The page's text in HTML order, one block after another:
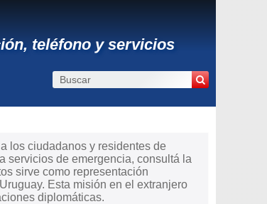
teléfono y servicios
los ciudadanos y residentes de
servicios de emergencia, consultá la
sirve como representación
Esta misión en el extranjero
diplomáticas.